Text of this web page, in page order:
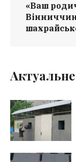
«Ваш
Актуальне